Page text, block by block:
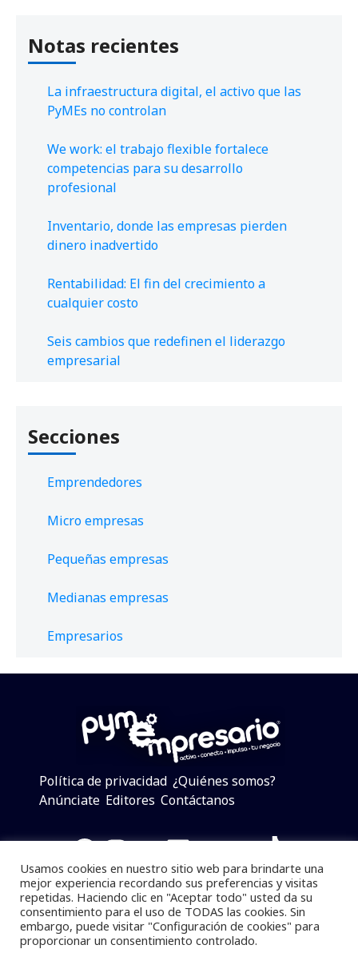
Notas recientes
La infraestructura digital, el activo que las
PyMEs no controlan
We work: el trabajo flexible fortalece
competencias para su desarrollo
profesional
Inventario, donde las empresas pierden
dinero inadvertido
Rentabilidad: El fin del crecimiento a
cualquier costo
Seis cambios que redefinen el liderazgo
empresarial
Secciones
Emprendedores
Micro empresas
Pequeñas empresas
Medianas empresas
Empresarios
Política de privacidad ¿Quiénes somos?
Anúnciate Editores Contáctanos
Facebook
Instagram
Twitter
LinkedIn
Telegram
YouTube
TikTok
Pymempresario © 2025 Todos los derechos reservados.
Se prohibe el uso de la información total o parcial sin
Usamos cookies en nuestro sitio web para brindarte una
mejor experiencia recordando sus preferencias y visitas
repetidas. Haciendo clic en "Aceptar todo" usted da su
consentimiento para el uso de TODAS las cookies. Sin
embargo, puede visitar "Configuración de cookies" para
proporcionar un consentimiento controlado.